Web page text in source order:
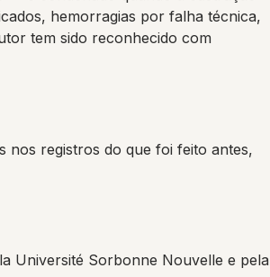
hemorragias por falha técnica,
tem sido reconhecido com
nos registros do que foi feito antes,
Université Sorbonne Nouvelle e pela